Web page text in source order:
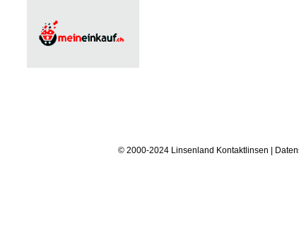
© 2000-2024 Linsenland Kontaktlinsen